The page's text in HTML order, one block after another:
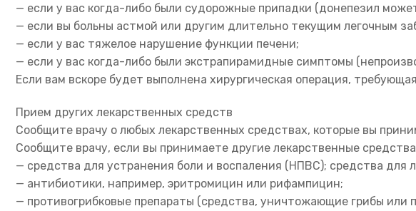
— если у вас когда-либо были судорожные припадки (донепезил
— если вы больны астмой или другим длительно текущим легочным
— если у вас тяжелое нарушение функции печени;
— если у вас когда-либо были экстрапирамидные симптомы
Если вам вскоре будет выполнена хирургическая операция,
Прием других лекарственных средств
Сообщите врачу о любых лекарственных средствах, которые вы
Сообщите врачу, если вы принимаете другие лекарственные
— средства для устранения боли и воспаления (НПВС); средства для
— антибиотики, например, эритромицин или рифампицин;
— противогрибковые препараты (средства, уничтожающие грибы или